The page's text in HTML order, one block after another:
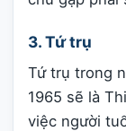
3. Tứ trụ
Tứ trụ trong
1965 sẽ là
việc người